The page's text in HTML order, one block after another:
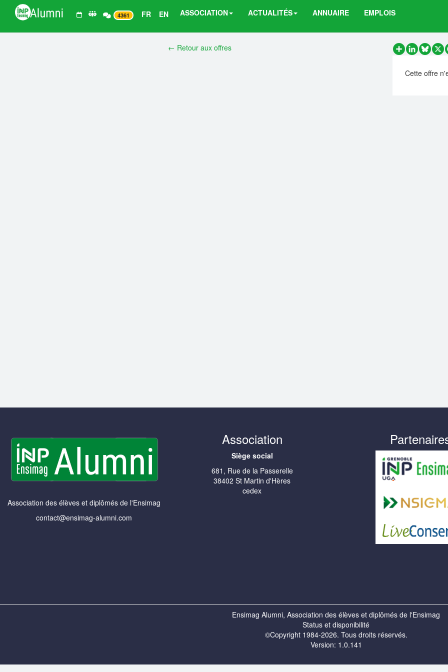
4361 FR EN ASSOCIATION ACTUALITÉS ANNUAIRE EMPLOIS
← Retour aux offres
PartagerLinkedInX
Cette offre
Association des élèves et diplômés de l'Ensimag
contact@ensimag-alumni.com
Association
Siège social
681, Rue de la Passerelle
38402 St Martin d'Hères
cedex
Ensimag Alumni, Association des élèves et diplômés de l'Ensimag
Status et disponibilité
©Copyright 1984-2026. Tous droits réservés.
Version: 1.0.141